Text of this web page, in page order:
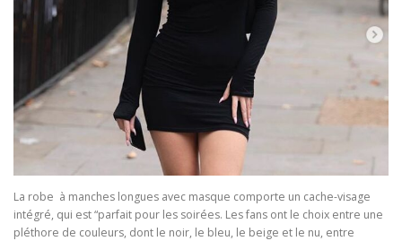
La robe à manches longues avec masque comporte un cache-visage
intégré, qui est “parfait pour les soirées. Les fans ont le choix entre une
pléthore de couleurs, dont le noir, le bleu, le beige et le nu, entre